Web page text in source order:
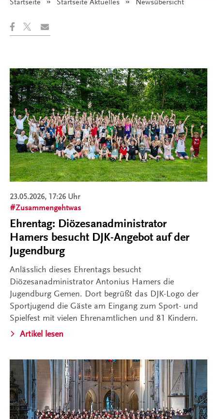
Startseite Startseite Aktuelles Angezeigt:
Newsübersicht
23.05.2026, 17:26 Uhr
Zusammengehtwas
Ehrentag: Diözesanadministrator
Hamers besucht DJK-Angebot auf der
Jugendburg
Anlässlich dieses Ehrentags besucht
Diözesanadministrator Antonius Hamers die
Jugendburg Gemen. Dort begrüßt das DJK-Logo der
Sportjugend die Gäste am Eingang zum Sport- und
Spielfest mit vielen Ehrenamtlichen und 81 Kindern.
Artikel lesen